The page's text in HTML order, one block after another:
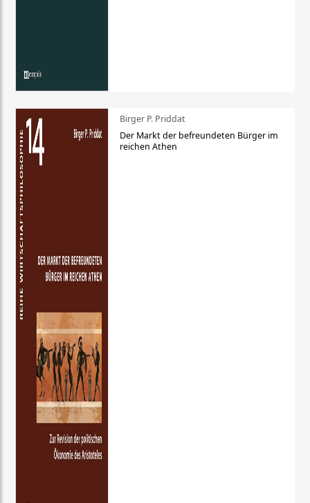
Birger P. Priddat
Der Markt der befreundeten Bürger im
reichen Athen